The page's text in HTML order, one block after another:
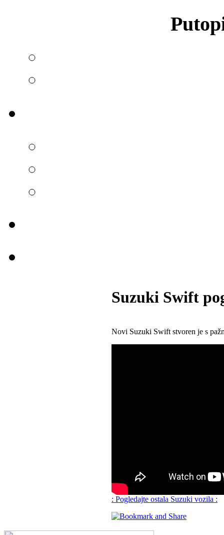
Suzuki Swift
Novi Suzuki Swift stvoren je s
: Pogledajte ostala Suzuki vozila :